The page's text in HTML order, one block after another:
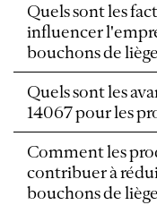
Quels sont les
influencer
bouchons de
Quels sont les
14067 pour les
Comment les
contribuer à
bouchons de